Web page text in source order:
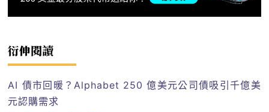
衍伸閱讀
AI 債市回暖？Alphabet 250 億美元公司債吸引千億美
元認購需求